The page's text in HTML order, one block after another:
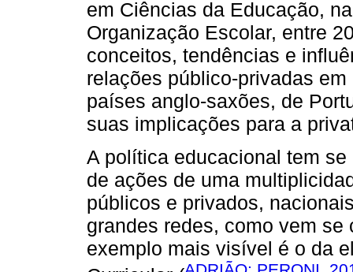
em Ciências da Educação,
Organização Escolar, entre
conceitos, tendências e
relações público-privadas
países anglo-saxões, de
suas implicações para a
A política educacional tem
de ações de uma
públicos e privados,
grandes redes, como vem
exemplo mais visível é o da